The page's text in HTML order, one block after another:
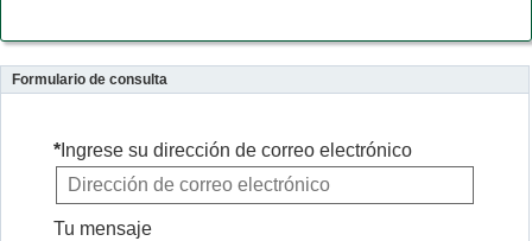
Formulario de consulta
* Ingrese su dirección de correo electrónico
Tu mensaje